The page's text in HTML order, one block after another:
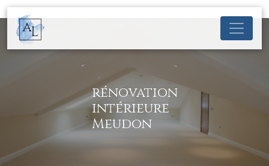
Panneau de gestion des cookies
rénovation
intérieure
Meudon